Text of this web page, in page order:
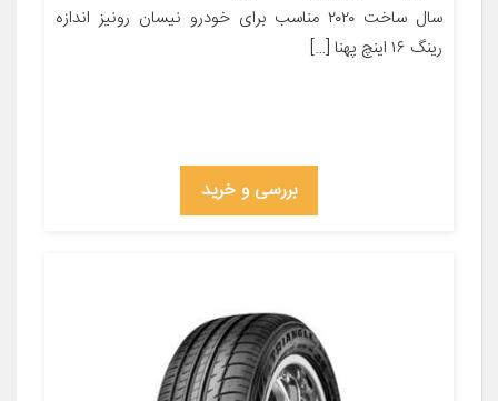
سال ساخت ۲۰۲۰ مناسب برای خودرو نیسان رونیز اندازه
رینگ ۱۶ اینچ پهنا […]
بررسی و خرید